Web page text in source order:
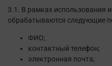
3.1. В рамках использования
обрабатываются следующие
ФИО;
контактный телефон;
электронная почта;